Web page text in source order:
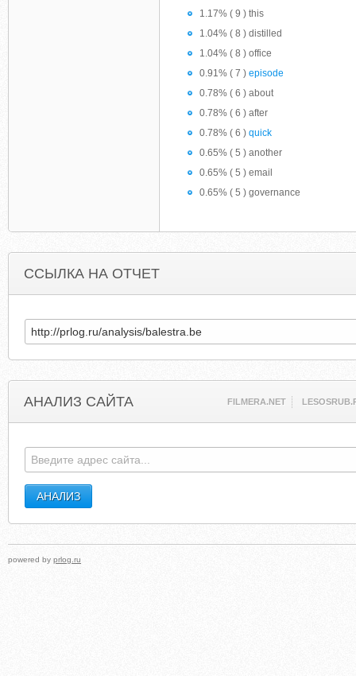
1.17% ( 9 ) this
1.04% ( 8 ) distilled
1.04% ( 8 ) office
0.91% ( 7 ) episode
0.78% ( 6 ) about
0.78% ( 6 ) after
0.78% ( 6 ) quick
0.65% ( 5 ) another
0.65% ( 5 ) email
0.65% ( 5 ) governance
ССЫЛКА НА ОТЧЕТ
АНАЛИЗ САЙТА FILMERA.NET
powered by prlog.ru